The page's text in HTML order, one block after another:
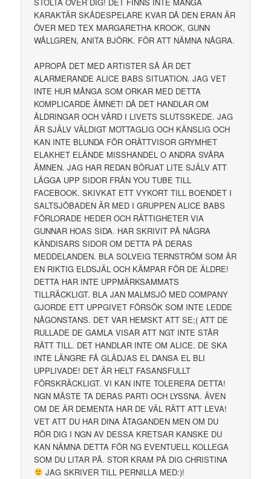
KARAKTÄR SKÅDESPELARE KVAR DÅ DEN ERAN ÄR
ÖVER MED TEX MARGARETHA KROOK, GUNN
WÅLLGREN, ANITA BJÖRK. FÖR ATT NÄMNA NÅGRA.
APROPÅ DET MED ARTISTER SÅ ÄR DET
ALARMERANDE ALICE BABS SITUATION. JAG VET
INTE HUR MÅNGA SOM ORKAR MED DETTA
KOMPLICARDE ÄMNET! DÅ DET HANDLAR OM
ÅLDRINGAR OCH VÅRD I LIVETS SLUTSSKEDE. JAG
ÄR SJÄLV VÄLDIGT MOTTAGLIG OCH KÄNSLIG OCH
KAN INTE BLUNDA FÖR ORÄTTVISOR GRYMHET
ELAKHET ELÄNDE MISSHANDEL O ANDRA SVÅRA
ÄMNEN. JAG HAR REDAN BÖRJAT LITE SJÄLV ATT
LÄGGA UPP SIDOR FRÅN YOU TUBE TILL
FACEBOOK. SKIVKAT ETT VYKORT TILL BOENDET I
SALTSJÖBADEN ÄR MED I GRUPPEN ALICE BABS
FÖRLORADE HEDER OCH RÄTTIGHETER VIA
GUNNAR HOAS SIDA. HAR SKRIVIT PÅ NÅGRA
KÄNDISARS SIDOR OM DETTA PÅ DERAS
MEDDELANDEN. BLA SOLVEIG TERNSTRÖM SOM ÄR
EN RIKTIG ELDSJÄL OCH KÄMPAR FÖR DE ÄLDRE!
DETTA HAR INTE UPPMÄRKSAMMATS
TILLRÄCKLIGT. BLA JAN MALMSJÖ MED COMPANY
GJORDE ETT UPPGIVET FÖRSÖK SOM INTE LEDDE
NÅGONSTANS. DET VAR HEMSKT ATT SE;( ATT DE
RULLADE DE GAMLA VISAR ATT NGT INTE STÅR
RÄTT TILL. DET HANDLAR INTE OM ALICE. DE SKA
INTE LÄNGRE FÅ GLÄDJAS EL DANSA EL BLI
UPPLIVADE! DET ÄR HELT FASANSFULLT
FÖRSKRÄCKLIGT. VI KAN INTE TOLERERA DETTA!
NGN MÅSTE TA DERAS PARTI OCH LYSSNA. ÄVEN
OM DE ÄR DEMENTA HAR DE VÄL RÄTT ATT LEVA!
VET ATT DU HAR DINA ÅTAGANDEN MEN OM DU
RÖR DIG I NGN AV DESSA KRETSAR KANSKE DU
KAN NÄMNA DETTA FÖR NG EVENTUELL KOLLEGA
SOM DU LITAR PÅ. STOR KRAM PÅ DIG CHRISTINA
JAG SKRIVER TILL PERNILLA MED:)!